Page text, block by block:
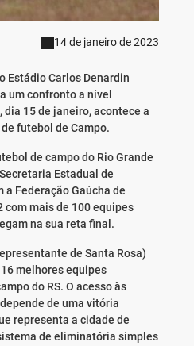
14 de janeiro de 2023
Estádio Carlos Denardin
um confronto a nível
15 de janeiro, acontece a
futebol de Campo.
de campo do Rio Grande
Estadual de
a Federação Gaúcha de
com mais de 100 equipes
na sua reta final.
de Santa Rosa)
melhores equipes
do RS. O acesso às
de uma vitória
representa a cidade de
de eliminatória simples